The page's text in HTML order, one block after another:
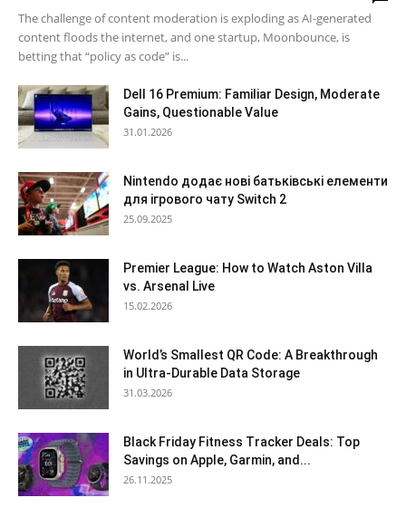
The challenge of content moderation is exploding as AI-generated
content floods the internet, and one startup, Moonbounce, is
betting that “policy as code” is...
Dell 16 Premium: Familiar Design, Moderate
Gains, Questionable Value
31.01.2026
Nintendo додає нові батьківські елементи
для ігрового чату Switch 2
25.09.2025
Premier League: How to Watch Aston Villa
vs. Arsenal Live
15.02.2026
World’s Smallest QR Code: A Breakthrough
in Ultra-Durable Data Storage
31.03.2026
Black Friday Fitness Tracker Deals: Top
Savings on Apple, Garmin, and...
26.11.2025